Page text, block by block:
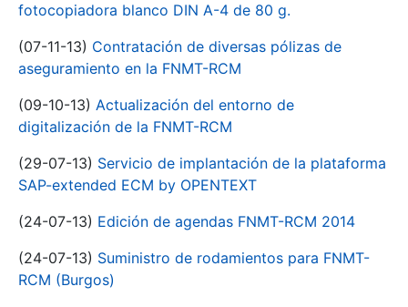
fotocopiadora blanco DIN A-4 de 80 g.
(07-11-13) Contratación de diversas pólizas de
aseguramiento en la FNMT-RCM
(09-10-13) Actualización del entorno de
digitalización de la FNMT-RCM
(29-07-13) Servicio de implantación de la plataforma
SAP-extended ECM by OPENTEXT
(24-07-13) Edición de agendas FNMT-RCM 2014
(24-07-13) Suministro de rodamientos para FNMT-
RCM (Burgos)